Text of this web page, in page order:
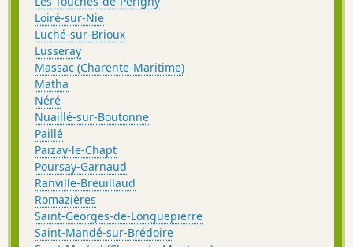
Loiré-sur-Nie
Luché-sur-Brioux
Lusseray
Massac (Charente-Maritime)
Matha
Néré
Nuaillé-sur-Boutonne
Paillé
Paizay-le-Chapt
Poursay-Garnaud
Ranville-Breuillaud
Romazières
Saint-Georges-de-Longuepierre
Saint-Mandé-sur-Brédoire